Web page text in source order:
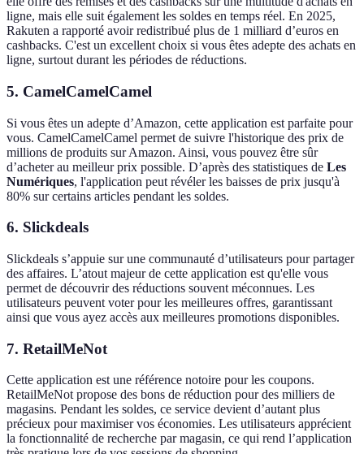
ligne, mais elle suit également les soldes en temps réel. En 2025,
Rakuten a rapporté avoir redistribué plus de 1 milliard d’euros en
cashbacks. C'est un excellent choix si vous êtes adepte des achats en
ligne, surtout durant les périodes de réductions.
5. CamelCamelCamel
Si vous êtes un adepte d’Amazon, cette application est parfaite pour
vous. CamelCamelCamel permet de suivre l'historique des prix de
millions de produits sur Amazon. Ainsi, vous pouvez être sûr
d’acheter au meilleur prix possible. D’après des statistiques de Les
Numériques, l'application peut révéler les baisses de prix jusqu'à
80% sur certains articles pendant les soldes.
6. Slickdeals
Slickdeals s’appuie sur une communauté d’utilisateurs pour partager
des affaires. L’atout majeur de cette application est qu'elle vous
permet de découvrir des réductions souvent méconnues. Les
utilisateurs peuvent voter pour les meilleures offres, garantissant
ainsi que vous ayez accès aux meilleures promotions disponibles.
7. RetailMeNot
Cette application est une référence notoire pour les coupons.
RetailMeNot propose des bons de réduction pour des milliers de
magasins. Pendant les soldes, ce service devient d’autant plus
précieux pour maximiser vos économies. Les utilisateurs apprécient
la fonctionnalité de recherche par magasin, ce qui rend l’application